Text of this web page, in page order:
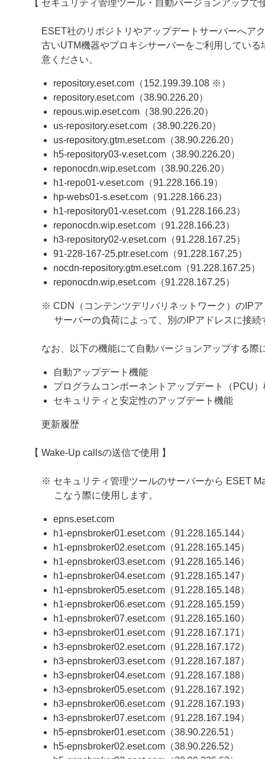
【 セキュリティ管理ツール・自動バージョンアップで
ESET社のリポジトリやアップデートサーバーへア
古いUTM機器やプロキシサーバーをご利用してい
意ください。
repository.eset.com（152.199.39.108 ※）
repository.eset.com（38.90.226.20）
repous.wip.eset.com（38.90.226.20）
us-repository.eset.com（38.90.226.20）
us-repository.gtm.eset.com（38.90.226.20）
h5-repository03-v.eset.com（38.90.226.20）
reponocdn.wip.eset.com（38.90.226.20）
h1-repo01-v.eset.com（91.228.166.19）
hp-webs01-s.eset.com（91.228.166.23）
h1-repository01-v.eset.com（91.228.166.23）
reponocdn.wip.eset.com（91.228.166.23）
h3-repository02-v.eset.com（91.228.167.25）
91-228-167-25.ptr.eset.com（91.228.167.25）
nocdn-repository.gtm.eset.com（91.228.167.25）
reponocdn.wip.eset.com（91.228.167.25）
※ CDN（コンテンツデリバリネットワーク）のIP
サーバーの負荷によって、別のIPアドレスに接
なお、以下の機能にて自動バージョンアップする際
自動アップデート機能
プログラムコンポーネントアップデート（PCU
セキュリティと安定性のアップデート機能
更新履歴
【 Wake-Up callsの送信で使用 】
※ セキュリティ管理ツールのサーバーから ESET
こなう際に使用します。
epns.eset.com
h1-epnsbroker01.eset.com（91.228.165.144）
h1-epnsbroker02.eset.com（91.228.165.145）
h1-epnsbroker03.eset.com（91.228.165.146）
h1-epnsbroker04.eset.com（91.228.165.147）
h1-epnsbroker05.eset.com（91.228.165.148）
h1-epnsbroker06.eset.com（91.228.165.159）
h1-epnsbroker07.eset.com（91.228.165.160）
h3-epnsbroker01.eset.com（91.228.167.171）
h3-epnsbroker02.eset.com（91.228.167.172）
h3-epnsbroker03.eset.com（91.228.167.187）
h3-epnsbroker04.eset.com（91.228.167.188）
h3-epnsbroker05.eset.com（91.228.167.192）
h3-epnsbroker06.eset.com（91.228.167.193）
h3-epnsbroker07.eset.com（91.228.167.194）
h5-epnsbroker01.eset.com（38.90.226.51）
h5-epnsbroker02.eset.com（38.90.226.52）